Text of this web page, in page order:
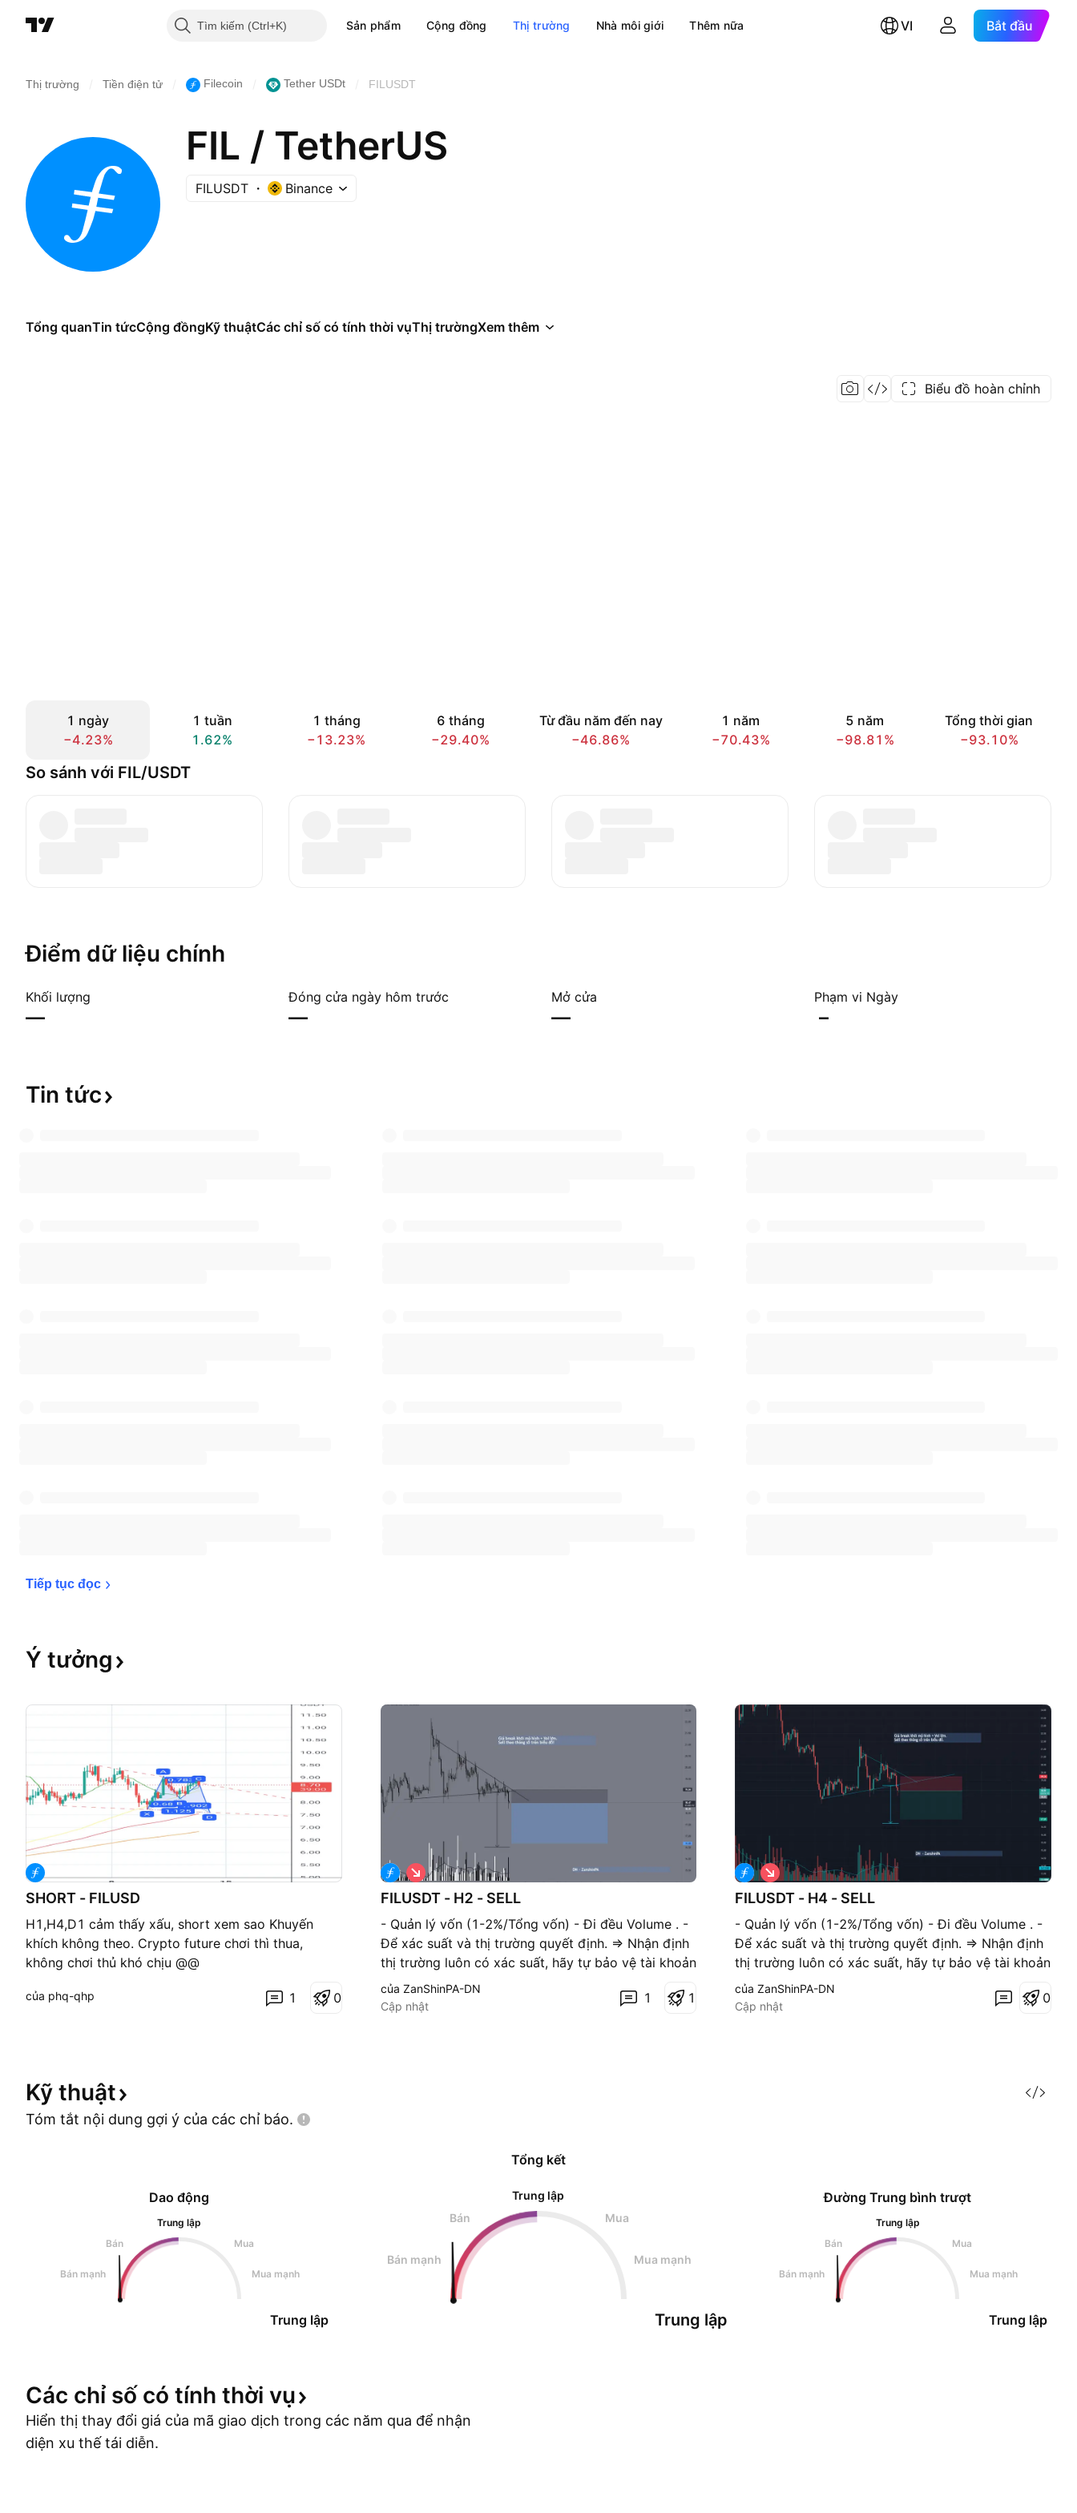
Tìm kiếm Sản phẩm Cộng đồng Thị trường Nhà môi giới Thêm nữa VI Bắt đầu
Thị trường Tiền điện tử Filecoin Tether USDt FILUSDT
FIL / TetherUS
FILUSDT Binance
Tổng quanTin tứcCộng đồngKỹ thuậtCác chỉ số có tính thời vụThị trườngXem thêm
Biểu đồ hoàn chỉnh
1 ngày
−4.23%
1 tuần
1.62%
1 tháng
−13.23%
6 tháng
−29.40%
Từ đầu năm đến nay
−46.86%
1 năm
−70.43%
5 năm
−98.81%
Tổng thời gian
−93.10%
So sánh với FIL/USDT
Điểm dữ liệu chính
Khối lượng
—
Đóng cửa ngày hôm trước
—
Mở cửa
—
Phạm vi Ngày
–
Tin tức
Tiếp tục đọc
Ý tưởng
SHORT - FILUSD
H1,H4,D1 cảm thấy xấu, short xem sao Khuyến
khích không theo. Crypto future chơi thì thua,
không chơi thủ khó chịu @@
của phq-qhp 1 0
FILUSDT - H2 - SELL
- Quản lý vốn (1-2%/Tổng vốn) - Đi đều Volume . -
Để xác suất và thị trường quyết định. => Nhận định
thị trường luôn có xác suất, hãy tự bảo vệ tài khoản
của chính bạn
G
i
á
x
u
ố
n
g
của ZanShinPA-DN
Cập nhật
1 1
FILUSDT - H4 - SELL
- Quản lý vốn (1-2%/Tổng vốn) - Đi đều Volume . -
Để xác suất và thị trường quyết định. => Nhận định
thị trường luôn có xác suất, hãy tự bảo vệ tài khoản
của chính bạn
G
i
á
x
u
ố
n
g
của ZanShinPA-DN
Cập nhật
0
Kỹ thuật
Tóm tắt nội dung gợi ý của các chỉ báo.
Dao động
Trung lập
Bán
Mua
Bán mạnh Mua mạnh
Trung lập
Tổng kết
Trung lập
Bán
Mua
Bán mạnh Mua mạnh
Trung lập
Đường Trung bình trượt
Trung lập
Bán
Mua
Bán mạnh Mua mạnh
Trung lập
Các chỉ số có tính thời vụ
Hiển thị thay đổi giá của mã giao dịch trong các năm qua để nhận
diện xu thế tái diễn.